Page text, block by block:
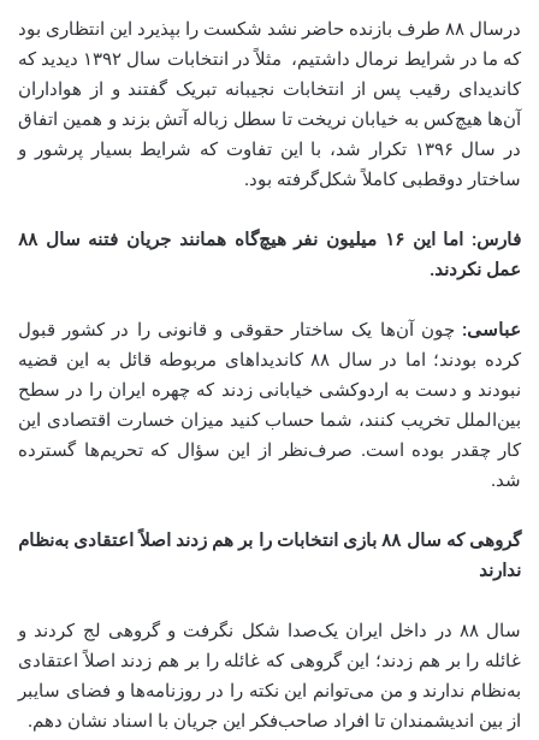
درسال ۸۸ طرف بازنده حاضر نشد شکست را بپذیرد این انتظاری بود
که ما در شرایط نرمال داشتیم، مثلاً در انتخابات سال ۱۳۹۲ دیدید که
کاندیدای رقیب پس‌ از انتخابات نجیبانه تبریک گفتند و از هواداران
آن‌ها هیچ‌کس به خیابان نریخت تا سطل زباله آتش بزند و همین اتفاق
در سال ۱۳۹۶ تکرار شد، با این تفاوت که شرایط بسیار پرشور و
ساختار دوقطبی کاملاً شکل‌گرفته بود.
فارس: اما این۱۶ میلیون نفر هیچ‌گاه همانند جریان فتنه سال۸۸
عمل نکردند.
عباسی: چون آن‌ها یک ساختار حقوقی و قانونی را در کشور قبول
کرده بودند؛ اما در سال ۸۸ کاندیداهای مربوطه قائل به این قضیه
نبودند و دست به اردوکشی خیابانی زدند که چهره ایران را در سطح
بین‌الملل تخریب کنند، شما حساب کنید میزان خسارت اقتصادی این
کار چقدر بوده است. صرف‌نظر از این سؤال که تحریم‌ها گسترده
شد.
گروهی که سال۸۸بازی انتخابات را بر هم زدند اصلاً اعتقادی به‌نظام
ندارند
سال ۸۸ در داخل ایران یک‌صدا شکل نگرفت و گروهی لج کردند و
غائله را بر هم زدند؛ این گروهی که غائله را بر هم زدند اصلاً اعتقادی
به‌نظام ندارند و من می‌توانم این نکته را در روزنامه‌ها و فضای سایبر
از بین اندیشمندان تا افراد صاحب‌فکر این جریان با اسناد نشان دهم.